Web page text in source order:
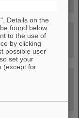
Details on the
found below
to the use of
by clicking
possible user
set your
(except for